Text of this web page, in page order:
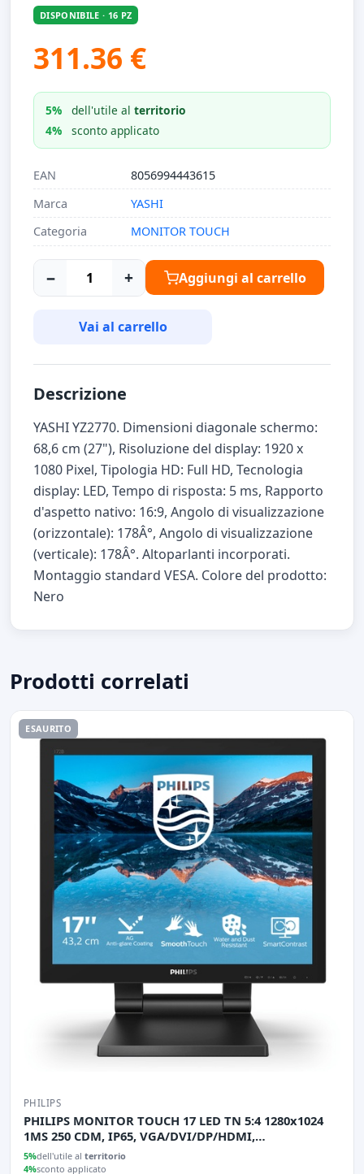
DISPONIBILE · 16 PZ
311.36 €
5% dell'utile alterritorio
4%
sconto applicato
EAN
8056994443615
Marca
YASHI
Categoria
MONITOR TOUCH
− + Aggiungi al carrello
Vai al carrello
Descrizione
YASHI YZ2770. Dimensioni diagonale schermo:
68,6 cm (27"), Risoluzione del display: 1920 x
1080 Pixel, Tipologia HD: Full HD, Tecnologia
display: LED, Tempo di risposta: 5 ms, Rapporto
d'aspetto nativo: 16:9, Angolo di visualizzazione
(orizzontale): 178Â°, Angolo di visualizzazione
(verticale): 178Â°. Altoparlanti incorporati.
Montaggio standard VESA. Colore del prodotto:
Nero
Prodotti correlati
ESAURITO
PHILIPS
PHILIPS MONITOR TOUCH 17 LED TN 5:4 1280x1024
1MS 250 CDM, IP65, VGA/DVI/DP/HDMI,
MULTIMEDIALE
5%dell'utile al territorio
4%sconto applicato